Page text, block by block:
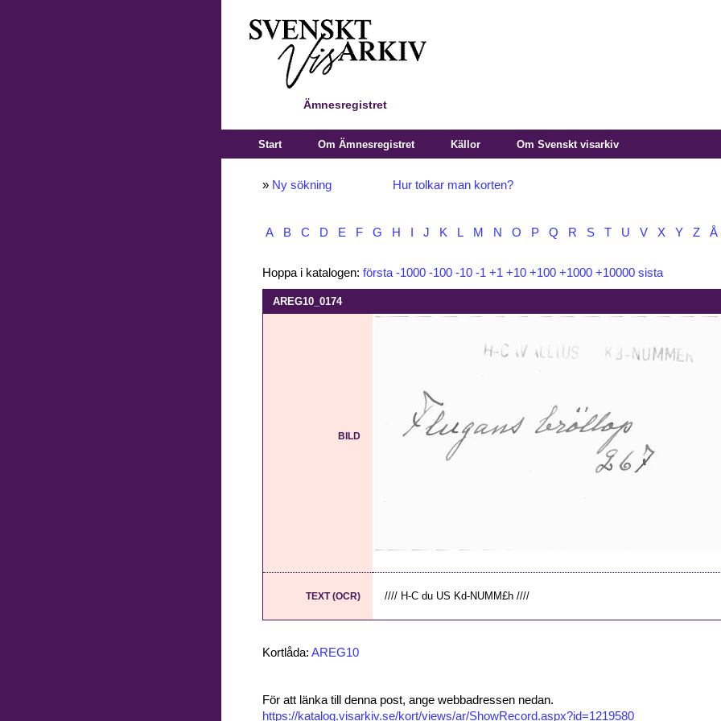
Ämnesregistret
Start Om Ämnesregistret Källor Om Svenskt visarkiv
» Ny sökning Hur tolkar man korten?
A B C D E F G H J K L M N O P Q R S T U V X Y Z Å
Hoppa i katalogen: första -1000 -100 -10 -1 +1 +10 +100 +1000 +10000 sista
AREG10_0174
BILD
TEXT (OCR) //// H-C du US Kd-NUMM£h ////
Kortlåda: AREG10
För att länka till denna post, ange webbadressen nedan.
https://katalog.visarkiv.se/kort/views/ar/ShowRecord.aspx?id=1219580